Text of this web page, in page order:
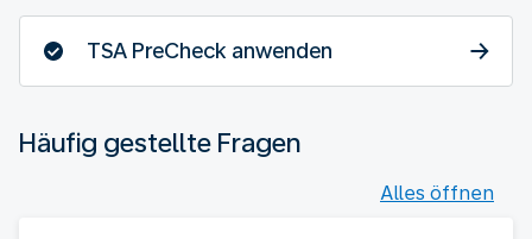
TSA PreCheck anwenden
Häufig gestellte Fragen
Alles öffnen